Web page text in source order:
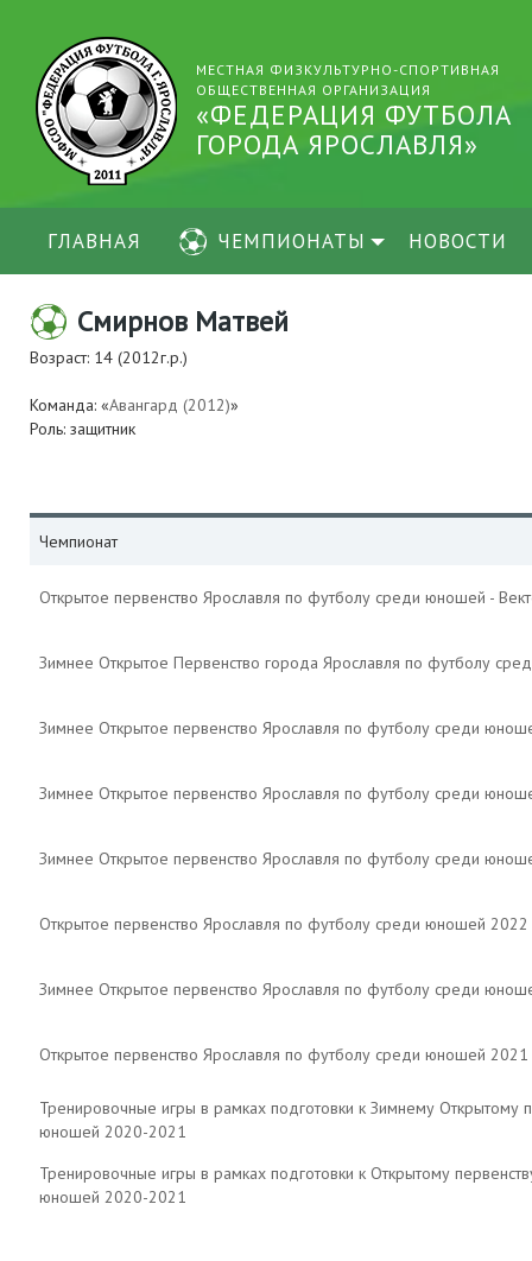
МЕСТНАЯ ФИЗКУЛЬТУРНО-СПОРТИВНАЯ
ОБЩЕСТВЕННАЯ ОРГАНИЗАЦИЯ
«ФЕДЕРАЦИЯ ФУТБОЛА
ГОРОДА ЯРОСЛАВЛЯ»
ГЛАВНАЯ ЧЕМПИОНАТЫ НОВОСТИ
Смирнов Матвей
Возраст: 14 (2012г.р.)
Команда: «Авангард (2012)»
Роль: защитник
Чемпионат
Открытое первенство Ярославля по футболу среди юношей -
Зимнее Открытое Первенство города Ярославля по футболу
Зимнее Открытое первенство Ярославля по футболу среди
Зимнее Открытое первенство Ярославля по футболу среди
Зимнее Открытое первенство Ярославля по футболу среди
Открытое первенство Ярославля по футболу среди юношей 2022
Зимнее Открытое первенство Ярославля по футболу среди
Открытое первенство Ярославля по футболу среди юношей 2021
Тренировочные игры в рамках подготовки к Зимнему Открытому
юношей 2020-2021
Тренировочные игры в рамках подготовки к Открытому
юношей 2020-2021